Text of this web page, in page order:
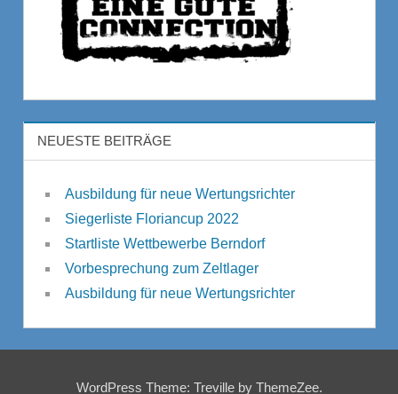
NEUESTE BEITRÄGE
Ausbildung für neue Wertungsrichter
Siegerliste Floriancup 2022
Startliste Wettbewerbe Berndorf
Vorbesprechung zum Zeltlager
Ausbildung für neue Wertungsrichter
WordPress Theme: Treville by ThemeZee.